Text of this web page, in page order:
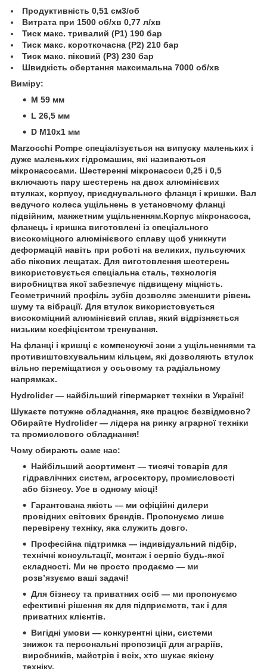
Продуктивність 0,51 см3/об
Витрата при 1500 об/хв 0,77 л/хв
Тиск макс. тривалий (Р1) 190 бар
Тиск макс. короткочасна (Р2) 210 бар
Тиск макс. піковий (Р3) 230 бар
Швидкість обертання максимальна 7000 об/хв
Виміру:
M 59 мм
L 26,5 мм
D М10х1 мм
Marzocchi Pompe спеціалізується на випуску маленьких і
дуже маленьких гідромашин, які називаються
мікронасосами. Шестеренні мікронасоси 0,25 і 0,5
включають пару шестерень на двох алюмінієвих
втулках, корпусу, приєднувального фланця і кришки. Вал
ведучого колеса ущільнень в установчому фланці
підвійним, манжетним ущільненням.Корпус мікронасоса,
фланець і кришка виготовлені із спеціального
високоміцного алюмінієвого сплаву щоб уникнути
деформацій навіть при роботі на великих, пульсуючих
або пікових лещатах. Для виготовлення шестерень
використовується спеціальна сталь, технологія
виробництва якої забезпечує підвищену міцність.
Геометричний профіль зубів дозволяє зменшити рівень
шуму та вібрації. Для втулок використовується
високоміцний алюмінієвий сплав, який відрізняється
низьким коефіцієнтом тренування.
На фланці і кришці є компенсуючі зони з ущільненнями та
противиштовхувальним кільцем, які дозволяють втулок
вільно переміщатися у осьовому та радіальному
напрямках.
Hydrolider— найбільший гіпермаркет техніки в Україні!
Шукаєте потужне обладнання, яке працює безвідмовно?
Обирайте Hydrolider— лідера на ринку аграрної техніки
та промислового обладнання!
Чому обирають саме нас:
Найбільший асортимент — тисячі товарів для
гідравлічних систем, агросектору, промисловості
або бізнесу. Усе в одному місці!
Гарантована якість — ми офіційні дилери
провідних світових брендів. Пропонуємо лише
перевірену техніку, яка служить довго.
Професійна підтримка — індивідуальний підбір,
технічні консультації, монтаж і сервіс будь-якої
складності. Ми не просто продаємо — ми
розв’язуємо ваші задачі!
Для бізнесу та приватних осіб — ми пропонуємо
ефективні рішення як для підприємств, так і для
приватних клієнтів.
Вигідні умови — конкурентні ціни, системи
знижок та персональні пропозиції для аграріїв,
виробників, майстрів і всіх, хто шукає якісну
техніку.